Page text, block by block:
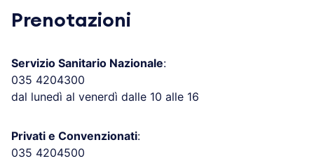
Prenotazioni
Servizio Sanitario Nazionale:
035 4204300
dal lunedì al venerdì dalle 10 alle 16
Privati e Convenzionati:
035 4204500